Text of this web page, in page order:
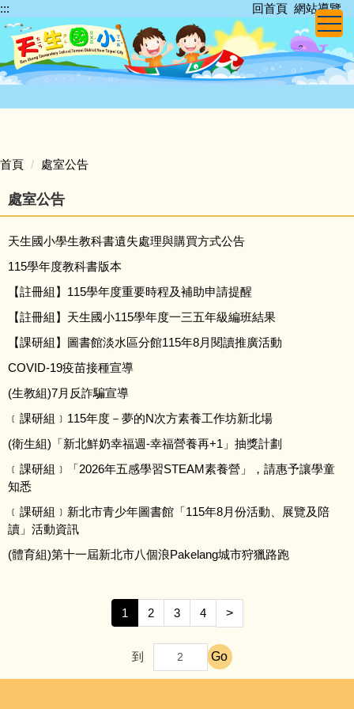
跳
到
主
要
內
::: 回首頁 網站導覽
首頁 處室公告
處室公告
天生國小學生教科書遺失處理與購買方式公告
115學年度教科書版本
【註冊組】115學年度重要時程及補助申請提醒
【註冊組】天生國小115學年度一三五年級編班結果
【課研組】圖書館淡水區分館115年8月閱讀推廣活動
COVID-19疫苗接種宣導
(生教組)7月反詐騙宣導
﹝課研組﹞115年度－夢的N次方素養工作坊新北場
(衛生組)「新北鮮奶幸福週-幸福營養再+1」抽獎計劃
﹝課研組﹞「2026年五感學習STEAM素養營」，請惠予讓學童
知悉
﹝課研組﹞新北市青少年圖書館「115年8月份活動、展覽及陪
讀」活動資訊
(體育組)第十一屆新北市八個浪Pakelang城市狩獵路跑
1 2 3 4 >
到 Go